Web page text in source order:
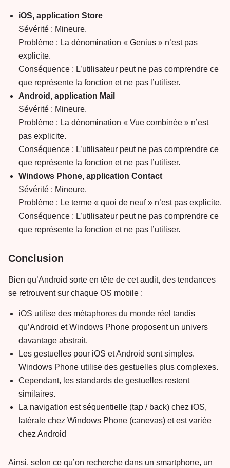
iOS, application Store
Sévérité : Mineure.
Problème : La dénomination « Genius » n’est pas
explicite.
Conséquence : L’utilisateur peut ne pas comprendre ce
que représente la fonction et ne pas l’utiliser.
Android, application Mail
Sévérité : Mineure.
Problème : La dénomination « Vue combinée » n’est
pas explicite.
Conséquence : L’utilisateur peut ne pas comprendre ce
que représente la fonction et ne pas l’utiliser.
Windows Phone, application Contact
Sévérité : Mineure.
Problème : Le terme « quoi de neuf » n’est pas explicite.
Conséquence : L’utilisateur peut ne pas comprendre ce
que représente la fonction et ne pas l’utiliser.
Conclusion
Bien qu’Android sorte en tête de cet audit, des tendances
se retrouvent sur chaque OS mobile :
iOS utilise des métaphores du monde réel tandis
qu’Android et Windows Phone proposent un univers
davantage abstrait.
Les gestuelles pour iOS et Android sont simples.
Windows Phone utilise des gestuelles plus complexes.
Cependant, les standards de gestuelles restent
similaires.
La navigation est séquentielle (tap / back) chez iOS,
latérale chez Windows Phone (canevas) et est variée
chez Android
Ainsi, selon ce qu’on recherche dans un smartphone, un